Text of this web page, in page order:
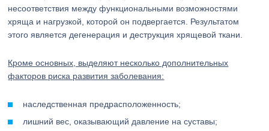
несоответствия между функциональными возможностями
хряща и нагрузкой, которой он подвергается. Результатом
этого является дегенерация и деструкция хрящевой ткани.
Кроме основных, выделяют несколько дополнительных
факторов риска развития заболевания:
наследственная предрасположенность;
лишний вес, оказывающий давление на суставы;